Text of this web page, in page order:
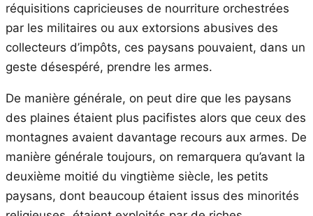
réquisitions capricieuses de nourriture orchestrées
par les militaires ou aux extorsions abusives des
collecteurs d’impôts, ces paysans pouvaient, dans un
geste désespéré, prendre les armes.
De manière générale, on peut dire que les paysans
des plaines étaient plus pacifistes alors que ceux des
montagnes avaient davantage recours aux armes. De
manière générale toujours, on remarquera qu’avant la
deuxième moitié du vingtième siècle, les petits
paysans, dont beaucoup étaient issus des minorités